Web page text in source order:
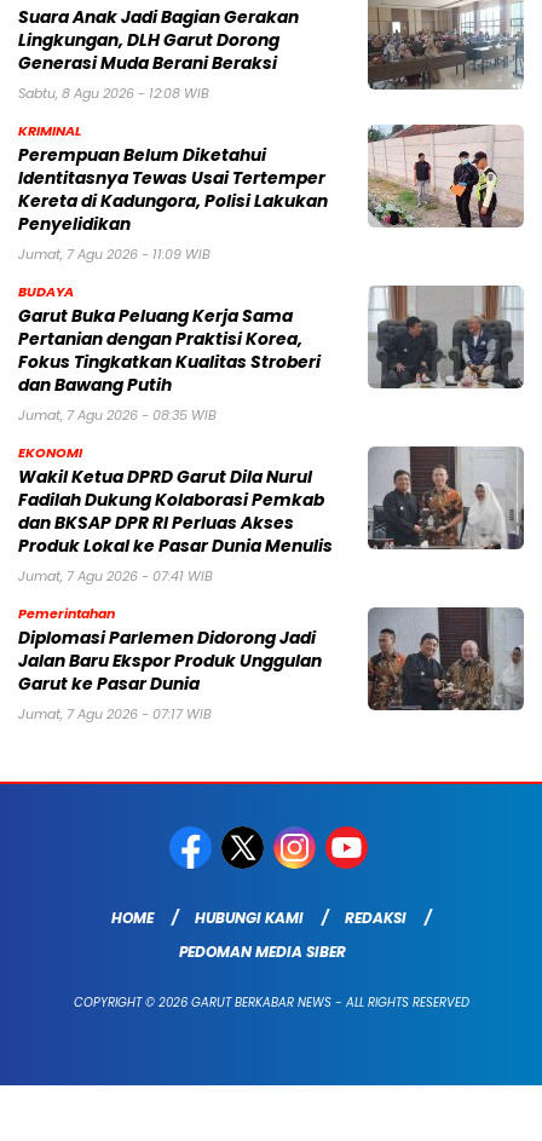
Suara Anak Jadi Bagian Gerakan
Lingkungan, DLH Garut Dorong
Generasi Muda Berani Beraksi
Sabtu, 8 Agu 2026 - 12:08 WIB
KRIMINAL
Perempuan Belum Diketahui
Identitasnya Tewas Usai Tertemper
Kereta di Kadungora, Polisi Lakukan
Penyelidikan
Jumat, 7 Agu 2026 - 11:09 WIB
BUDAYA
Garut Buka Peluang Kerja Sama
Pertanian dengan Praktisi Korea,
Fokus Tingkatkan Kualitas Stroberi
dan Bawang Putih
Jumat, 7 Agu 2026 - 08:35 WIB
EKONOMI
Wakil Ketua DPRD Garut Dila Nurul
Fadilah Dukung Kolaborasi Pemkab
dan BKSAP DPR RI Perluas Akses
Produk Lokal ke Pasar Dunia Menulis
Jumat, 7 Agu 2026 - 07:41 WIB
Pemerintahan
Diplomasi Parlemen Didorong Jadi
Jalan Baru Ekspor Produk Unggulan
Garut ke Pasar Dunia
Jumat, 7 Agu 2026 - 07:17 WIB
HOME HUBUNGI KAMI
REDAKSI
PEDOMAN MEDIA SIBER
COPYRIGHT © 2026 GARUT BERKABAR NEWS - ALL RIGHTS RESERVED